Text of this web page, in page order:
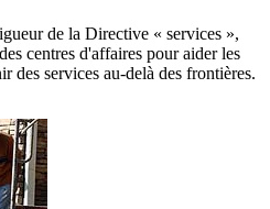
de la Directive « services »,
centres d'affaires pour aider les
des services au-delà des frontières.